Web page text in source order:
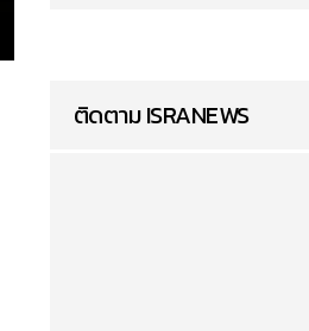
ติดตาม ISRANEWS